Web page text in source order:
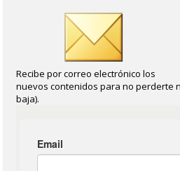
Recibe por correo electrónico los
nuevos contenidos para no perderte
baja).